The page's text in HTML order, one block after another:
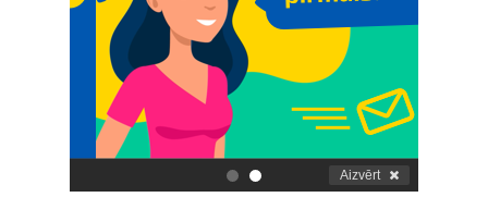
. Aizvērt